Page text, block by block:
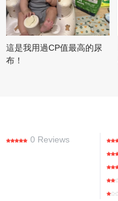
這是我用過CP值最高的尿
布！
0 Reviews